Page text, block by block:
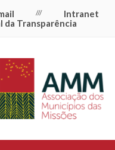
/// Intranet
da Transparência